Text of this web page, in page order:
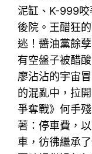
泥缸、K-999
後院。王醋狂
逃！醬油黨餘
有空盤子被醋
廖沾沾的宇宙
的混亂中，拉
爭奪戰》何手
著：停車費，
車，彷彿繼承